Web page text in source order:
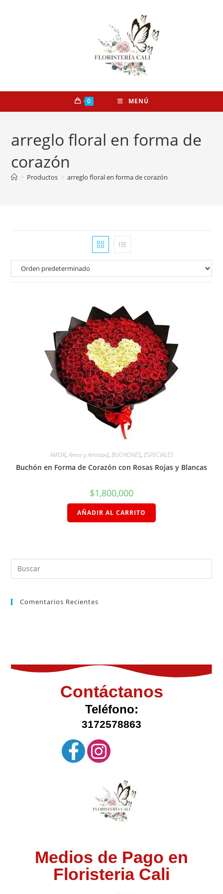
0 MENÚ
arreglo floral en forma de
corazón
> Productos > arreglo floral en forma de corazón
AMOR,Amor y Amistad, BUCHONES, ESPECIALES
Buchón en Forma de Corazón con Rosas Rojas y Blancas
$1,800,000
AÑADIR AL CARRITO
Comentarios Recientes
Contáctanos
Teléfono:
3172578863
Medios de Pago en
Floristeria Cali